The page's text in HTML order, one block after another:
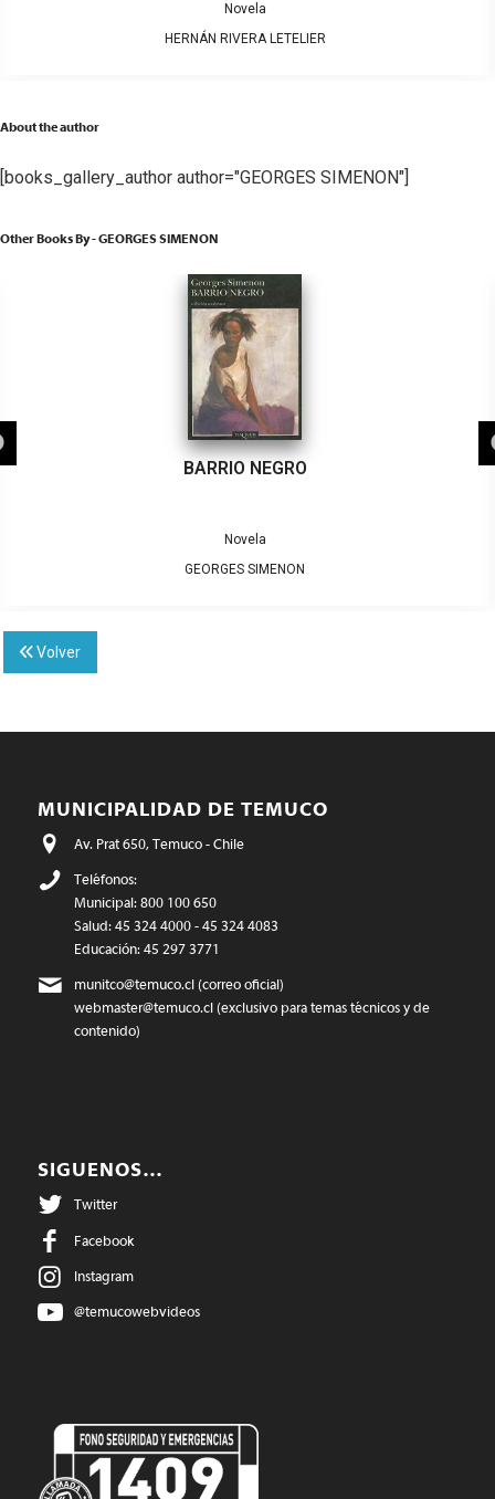
Novela
HERNÁN RIVERA LETELIER
About the author
[books_gallery_author author="GEORGES SIMENON"]
Other Books By - GEORGES SIMENON
BARRIO NEGRO
Novela
GEORGES SIMENON
Volver
MUNICIPALIDAD DE TEMUCO
Av. Prat 650, Temuco - Chile
Teléfonos:
Municipal: 800 100 650
Salud: 45 324 4000 - 45 324 4083
Educación: 45 297 3771
munitco@temuco.cl(correo oficial)
webmaster@temuco.cl(exclusivo para temas técnicos y de
contenido)
SIGUENOS…
Twitter
Facebook
Instagram
@temucowebvideos